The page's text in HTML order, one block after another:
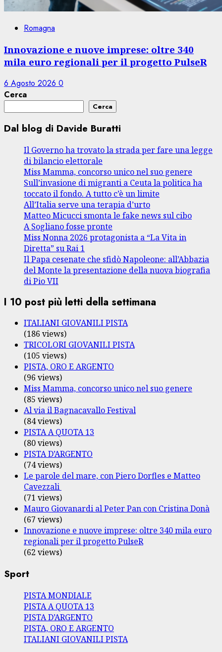
Romagna
Innovazione e nuove imprese: oltre 340
mila euro regionali per il progetto PulseR
6 Agosto 2026 0
Cerca
Cerca
Dal blog di Davide Buratti
Il Governo ha trovato la strada per fare una legge
di bilancio elettorale
Miss Mamma, concorso unico nel suo genere
Sull’invasione di migranti a Ceuta la politica ha
toccato il fondo. A tutto c’è un limite
All’Italia serve una terapia d’urto
Matteo Micucci smonta le fake news sul cibo
A Sogliano fosse pronte
Miss Nonna 2026 protagonista a “La Vita in
Diretta” su Rai 1
Il Papa cesenate che sfidò Napoleone: all’Abbazia
del Monte la presentazione della nuova biografia
di Pio VII
I 10 post più letti della settimana
ITALIANI GIOVANILI PISTA
(186 views)
TRICOLORI GIOVANILI PISTA
(105 views)
PISTA, ORO E ARGENTO
(96 views)
Miss Mamma, concorso unico nel suo genere
(85 views)
Al via il Bagnacavallo Festival
(84 views)
PISTA A QUOTA 13
(80 views)
PISTA D’ARGENTO
(74 views)
Le parole del mare, con Piero Dorfles e Matteo
Cavezzali
(71 views)
Mauro Giovanardi al Peter Pan con Cristina Donà
(67 views)
Innovazione e nuove imprese: oltre 340 mila euro
regionali per il progetto PulseR
(62 views)
Sport
PISTA MONDIALE
PISTA A QUOTA 13
PISTA D’ARGENTO
PISTA, ORO E ARGENTO
ITALIANI GIOVANILI PISTA